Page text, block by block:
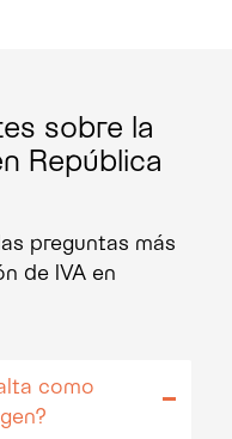
sobre la
República
preguntas más
de IVA en
como